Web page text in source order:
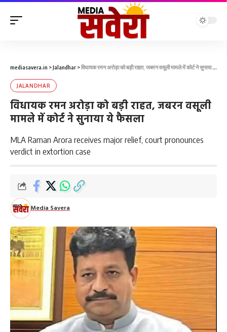
mediasavera.in >Jalandhar >विधायक रमन अरोड़ा को बड़ी राहत, जबरन वसूली मामले में कोर्ट ने सुनाया ये फैसला
JALANDHAR
विधायक रमन अरोड़ा को बड़ी राहत, जबरन वसूली
मामले में कोर्ट ने सुनाया ये फैसला
MLA Raman Arora receives major relief, court pronounces
verdict in extortion case
Media Savera